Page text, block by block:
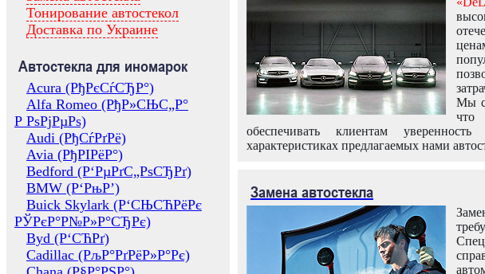
Тонирование автостекол
Доставка по Украине
Автостекла для иномарок
Acura (РђРєСѓСЂР°)
Alfa Romeo (РђР»СЊС„Р°
Р РѕРјРµРѕ)
Audi (РђСѓРґРё)
Avia (РђРІРёР°)
Bedford (Р‘РµРґС„РѕСЂРґ)
BMW (Р‘РњР’)
Buick Skylark (Р‘СЊСЋРёРє
РЎРєР°Р№Р»Р°СЂРє)
Byd (Р‘СЋРґ)
Cadillac (РљР°РґРёР»Р°Рє)
Мы
что
обеспечивать клиентам
характеристиках предлагаемых нами
Замена автостекла